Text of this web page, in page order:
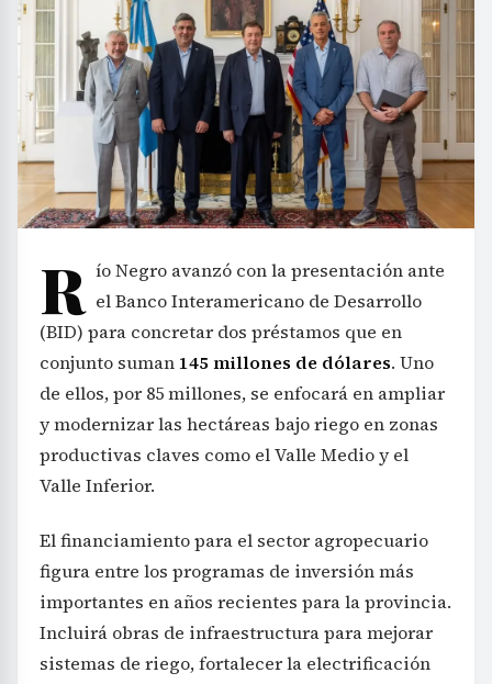
R ío Negro avanzó con la presentación ante
el Banco Interamericano de Desarrollo
(BID) para concretar dos préstamos que en
conjunto suman 145 millones de dólares. Uno
de ellos, por 85 millones, se enfocará en ampliar
y modernizar las hectáreas bajo riego en zonas
productivas claves como el Valle Medio y el
Valle Inferior.
El financiamiento para el sector agropecuario
figura entre los programas de inversión más
importantes en años recientes para la provincia.
Incluirá obras de infraestructura para mejorar
sistemas de riego, fortalecer la electrificación